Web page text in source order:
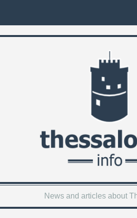
News and articles about